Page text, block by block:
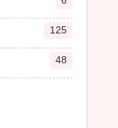
125
48